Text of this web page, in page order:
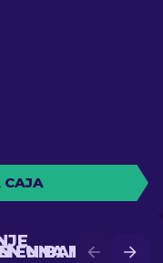
CAJA
UNA MEJOR
EN BATALLA